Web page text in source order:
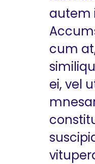
autem
cum
ei, vel